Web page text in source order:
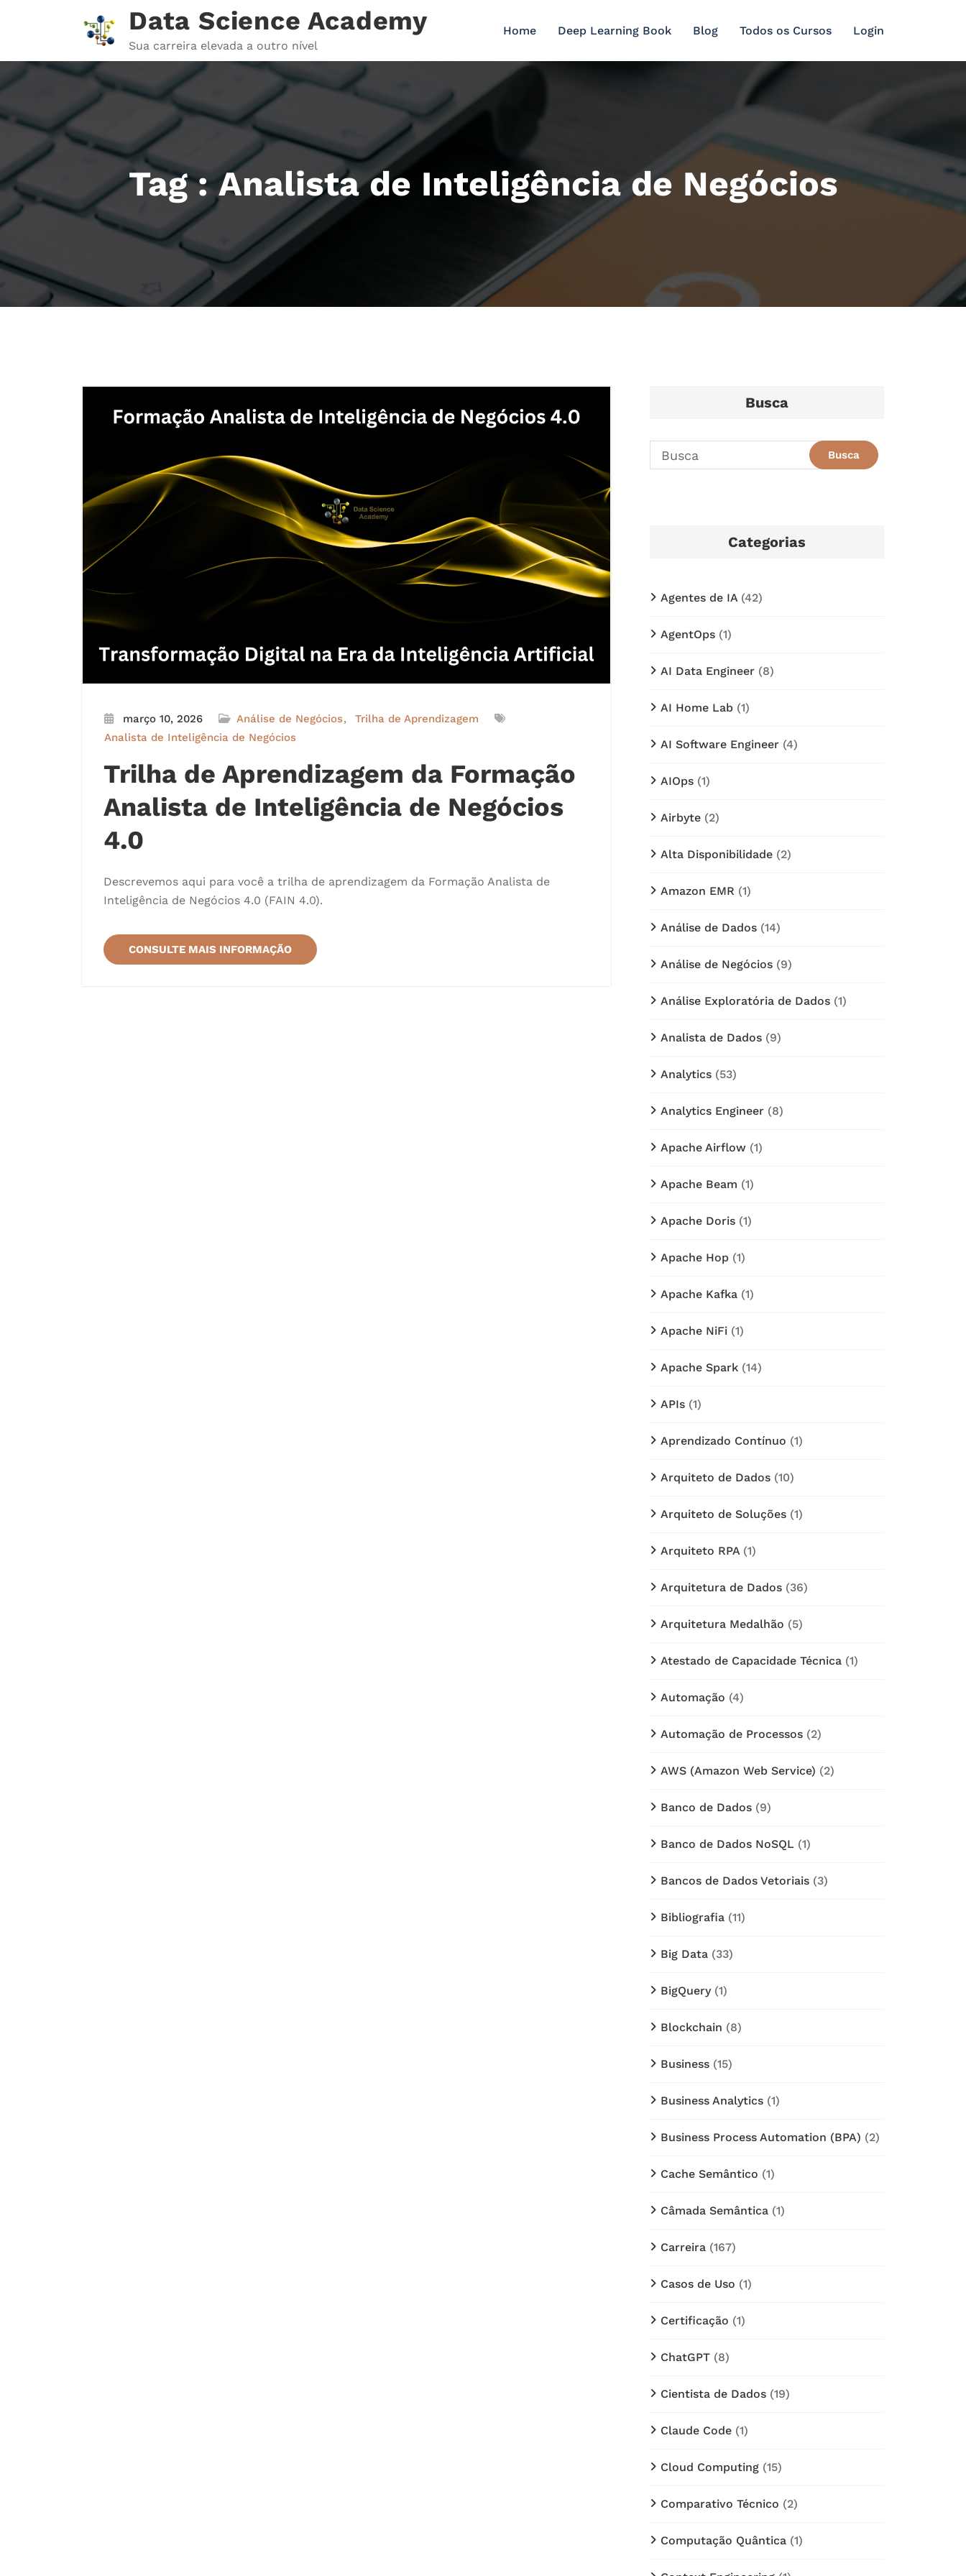
conteúdo
Data Science Academy
Sua carreira elevada a outro nível
Home Deep Learning Book Blog Todos os Cursos Login
Tag : Analista de Inteligência de Negócios
março 10, 2026 Análise de Negócios
Trilha de Aprendizagem
Analista de Inteligência de Negócios
Trilha de Aprendizagem da Formação
Analista de Inteligência de Negócios
4.0
Descrevemos aqui para você a trilha de aprendizagem da Formação Analista de
Inteligência de Negócios 4.0 (FAIN 4.0).
CONSULTE MAIS INFORMAÇÃO
Busca
Categorias
Agentes de IA(42)
AgentOps (1)
AI Data Engineer (8)
AI Home Lab (1)
AI Software Engineer (4)
AIOps (1)
Airbyte (2)
Alta Disponibilidade (2)
Amazon EMR (1)
Análise de Dados (14)
Análise de Negócios (9)
Análise Exploratória de Dados (1)
Analista de Dados (9)
Analytics (53)
Analytics Engineer (8)
Apache Airflow (1)
Apache Beam (1)
Apache Doris (1)
Apache Hop (1)
Apache Kafka (1)
Apache NiFi (1)
Apache Spark (14)
APIs (1)
Aprendizado Contínuo (1)
Arquiteto de Dados (10)
Arquiteto de Soluções (1)
Arquiteto RPA(1)
Arquitetura de Dados (36)
Arquitetura Medalhão (5)
Atestado de Capacidade Técnica (1)
Automação (4)
Automação de Processos (2)
AWS (Amazon Web Service) (2)
Banco de Dados (9)
Banco de Dados NoSQL (1)
Bancos de Dados Vetoriais (3)
Bibliografia (11)
Big Data (33)
BigQuery(1)
Blockchain (8)
Business (15)
Business Analytics (1)
Business Process Automation (BPA) (2)
Cache Semântico (1)
Câmada Semântica (1)
Carreira (167)
Casos de Uso (1)
Certificação (1)
ChatGPT (8)
Cientista de Dados (19)
Claude Code (1)
Cloud Computing (15)
Comparativo Técnico (2)
Computação Quântica (1)